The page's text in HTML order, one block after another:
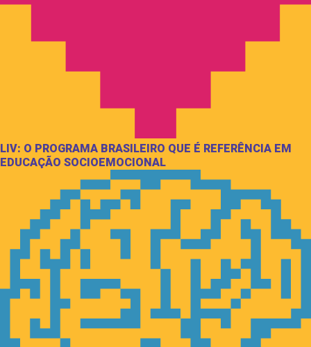
LIV: O PROGRAMA BRASILEIRO QUE É REFERÊNCIA EM
EDUCAÇÃO SOCIOEMOCIONAL